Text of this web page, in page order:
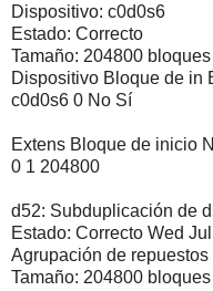
Dispositivo: c0d0s6
Estado: Correcto
Tamaño: 204800
Dispositivo Bloque de in
c0d0s6 0 No Sí
Extens Bloque de inicio
0 1 204800
d52: Subduplicación de
Estado: Correcto Wed
Agrupación de
Tamaño: 204800